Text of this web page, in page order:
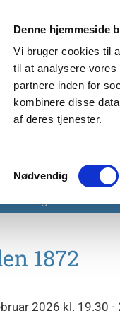
Denne hjemmeside
Vi bruger cookies til
til at analysere
partnere inden for
kombinere disse
af deres tjenester.
Nødvendig
1872
2026 kl. 19.30 -